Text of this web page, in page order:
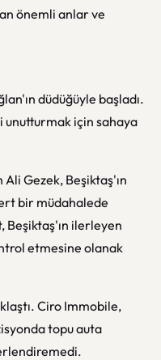
önemli anlar ve
düdüğüyle başladı.
unutturmak için sahaya
Gezek, Beşiktaş'ın
bir müdahalede
Beşiktaş'ın ilerleyen
etmesine olanak
Ciro Immobile,
topu auta